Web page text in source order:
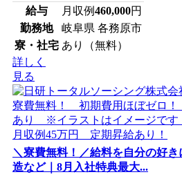
給与
月収例460,000円
勤務地
岐阜県 各務原市
寮・社宅 あり（無料）
詳しく
見る
＼寮費無料！／給料を自分の好
造など｜8月入社特典最大...